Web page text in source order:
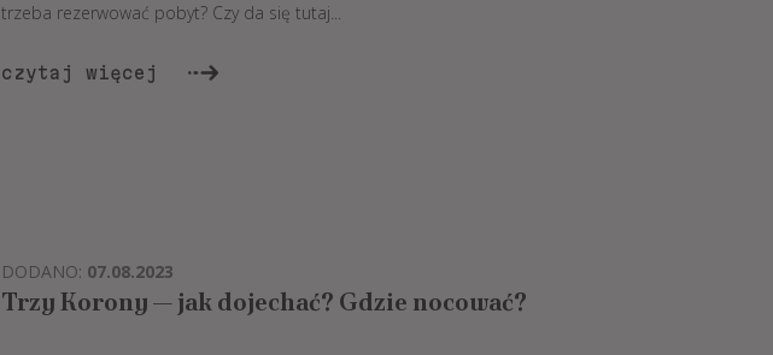
trzeba rezerwować pobyt? Czy da się tutaj...
czytaj więcej
DODANO: 07.08.2023
Trzy Korony — jak dojechać? Gdzie nocować?